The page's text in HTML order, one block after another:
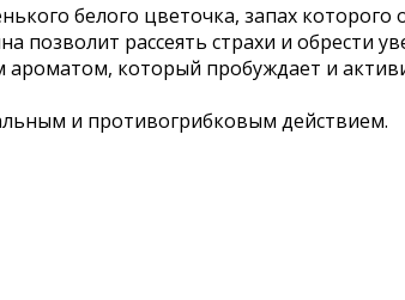
белого цветочка, запах
позволит рассеять страхи и обрести
который пробуждает и
и противогрибковым действием.